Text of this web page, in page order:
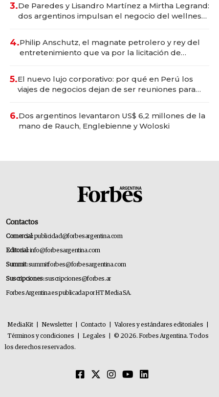
3.De Paredes y Lisandro Martínez a Mirtha Legrand:
dos argentinos impulsan el negocio del wellness
4.Philip Anschutz, el magnate petrolero y rey del
entretenimiento que va por la licitación de
5.El nuevo lujo corporativo: por qué en Perú los
viajes de negocios dejan de ser reuniones para
6.Dos argentinos levantaron US$ 6,2 millones de la
mano de Rauch, Englebienne y Woloski
Contactos
Comercial:publicidad@forbesargentina.com
Editorial:info@forbesargentina.com
Summit:summitforbes@forbesargentina.com
Suscripciones:suscripciones@forbes.ar
Forbes Argentina es publicada por HT Media SA.
MediaKit Newsletter Contacto Valores y estándares editoriales
Términos y condiciones
Legales
© 2026. Forbes Argentina. Todos
los derechos reservados.